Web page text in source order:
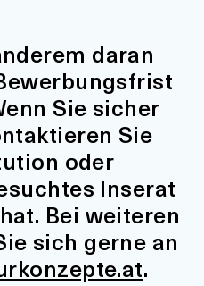
daran
Sie sicher
Sie
oder
Inserat
Bei weiteren
sich gerne an
.